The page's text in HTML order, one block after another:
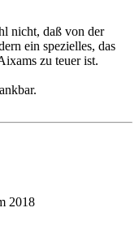
nicht, daß von der
ein spezielles, das
zu teuer ist.
2018